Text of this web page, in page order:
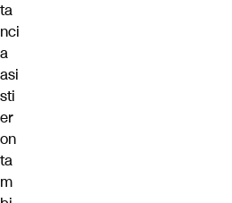
ta
nci
a
asi
sti
er
on
ta
m